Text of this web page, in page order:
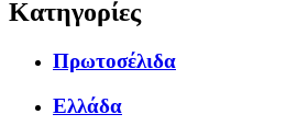
Κατηγορίες
Πρωτοσέλιδα
Ελλάδα